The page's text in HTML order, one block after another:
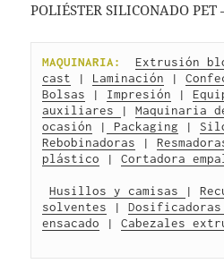
POLIÉSTER SILICONADO PET
MAQUINARIA:
Extrusión
cast | Laminación |
Bolsas | Impresión |
auxiliares
| Maquinaria
ocasión | Packaging |
Rebobinadoras |
plástico | Cortadora
Husillos y camisas |
solventes | Dosificadoras
ensacado | Cabezales